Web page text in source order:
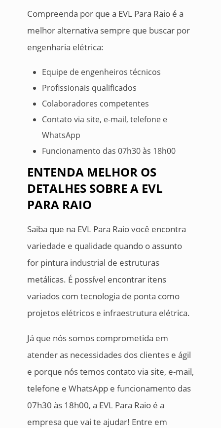
Compreenda por que a EVL Para Raio é a
melhor alternativa sempre que buscar por
engenharia elétrica:
Equipe de engenheiros técnicos
Profissionais qualificados
Colaboradores competentes
Contato via site, e-mail, telefone e
WhatsApp
Funcionamento das 07h30 às 18h00
ENTENDA MELHOR OS
DETALHES SOBRE A EVL
PARA RAIO
Saiba que na EVL Para Raio você encontra
variedade e qualidade quando o assunto
for pintura industrial de estruturas
metálicas. É possível encontrar itens
variados com tecnologia de ponta como
projetos elétricos e infraestrutura elétrica.
Já que nós somos comprometida em
atender as necessidades dos clientes e ágil
e porque nós temos contato via site, e-mail,
telefone e WhatsApp e funcionamento das
07h30 às 18h00, a EVL Para Raio é a
empresa que vai te ajudar! Entre em